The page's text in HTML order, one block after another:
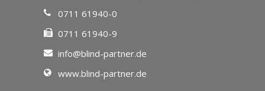
0711 61940-0
0711 61940-9
info@blind-partner.de
www.blind-partner.de